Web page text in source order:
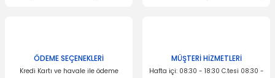
Bu ürüne benzer farklı alternatifler olmalı.
ÖDEME SEÇENEKLERİ
Kredi Kartı ve havale ile ödeme
MÜŞTERİ HİZMETLERİ
Hafta içi: 08:30 - 18:30 C.tesi 08:30 -